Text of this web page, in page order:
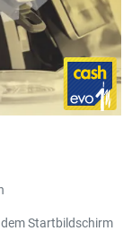
Startbildschirm